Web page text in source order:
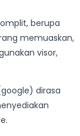
berupa
memuaskan,
visor,
dirasa